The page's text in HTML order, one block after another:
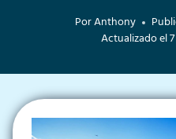
PorAnthony
Actualizado el